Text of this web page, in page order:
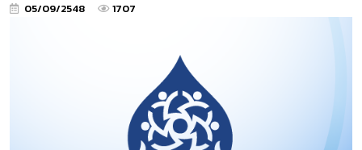
05/09/2548 1707